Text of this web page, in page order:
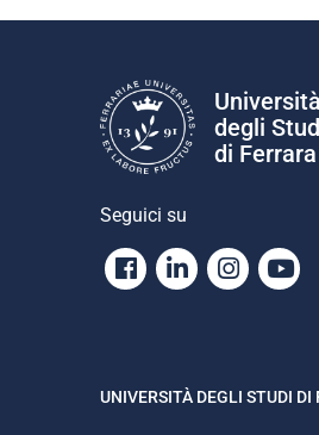
Università
degli
di Ferrara
Seguici su
Facebook
Linkedin
UNIVERSITÀ DEGLI STUDI DI